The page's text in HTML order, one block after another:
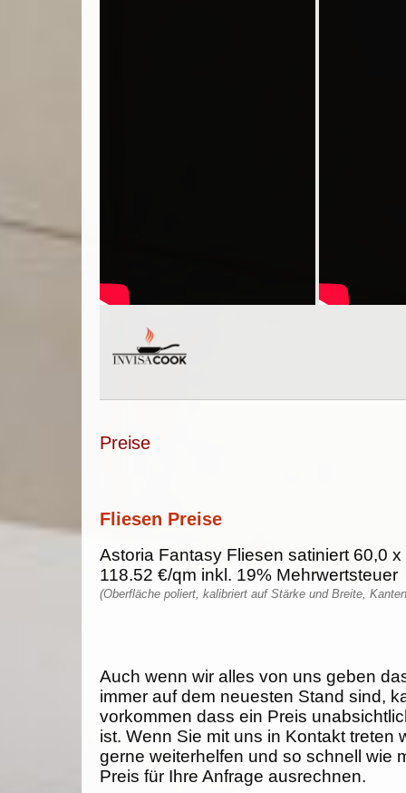
Preise
Fliesen Preise
Astoria Fantasy Fliesen satiniert 60,0
118.52 €/qm inkl. 19% Mehrwertsteuer
(Oberfläche poliert, kalibriert auf Stärke und Breite,
Auch wenn wir alles von uns geben
immer auf dem neuesten Stand sind,
vorkommen dass ein Preis
ist. Wenn Sie mit uns in Kontakt treten
gerne weiterhelfen und so schnell wie
Preis für Ihre Anfrage ausrechnen.